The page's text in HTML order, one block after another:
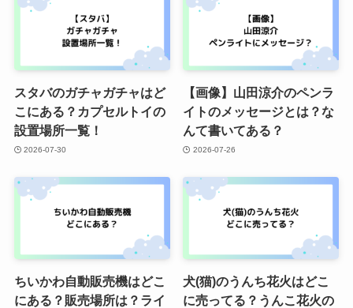
スタバのガチャガチャはど
こにある？カプセルトイの
設置場所一覧！
2026-07-30
【画像】山田涼介のペンラ
イトのメッセージとは？な
んて書いてある？
2026-07-26
ちいかわ自動販売機はどこ
にある？販売場所は？ライ
犬(猫)のうんち花火はどこ
に売ってる？うんこ花火の